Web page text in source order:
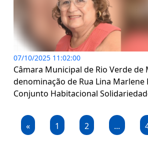
07/10/2025 11:02:00
Câmara Municipal de Rio Verde de
denominação de Rua Lina Marlene
Conjunto Habitacional
« 1 2 ...